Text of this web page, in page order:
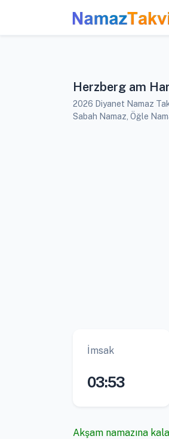
Herzberg am
2026 Diyanet Namaz
Sabah Namaz, Öğle
İmsak
03:53
Akşam namazına